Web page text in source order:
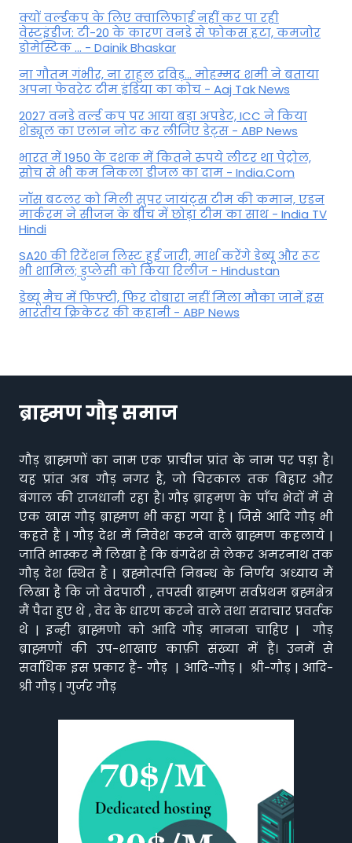
क्यों वर्ल्डकप के लिए क्वालिफाई नहीं कर पा रही
वेस्टइंडीज: टी-20 के कारण वनडे से फोकस हटा, कमजोर
डोमेस्टिक ... - Dainik Bhaskar
ना गौतम गंभीर, ना राहुल द्रव‍िड़... मोहम्मद शमी ने बताया
अपना फेवरेट टीम इंड‍िया का कोच - Aaj Tak News
2027 वनडे वर्ल्ड कप पर आया बड़ा अपडेट, ICC ने किया
शेड्यूल का एलान नोट कर लीजिए डेट्स - ABP News
भारत में 1950 के दशक में कितने रुपये लीटर था पेट्रोल,
सोच से भी कम निकला डीजल का दाम - India.Com
जॉस बटलर को मिली सुपर जायंट्स टीम की कमान, एडन
मार्करम ने सीजन के बीच में छोड़ा टीम का साथ - India TV
Hindi
SA20 की रिटेंशन लिस्ट हुई जारी, मार्श करेंगे डेब्यू और रूट
भी शामिल; डुप्लेसी को किया रिलीज - Hindustan
डेब्यू मैच में फिफ्टी, फिर दोबारा नहीं मिला मौका जानें इस
भारतीय क्रिकेटर की कहानी - ABP News
ब्राह्मण गौड़ समाज
गौड़ ब्राह्मणों का नाम एक प्राचीन प्रांत के नाम पर पड़ा है।
यह प्रांत अब गौड़ नगर है, जो चिरकाल तक बिहार और
बंगाल की राजधानी रहा है। गौड़ ब्राहमण के पाँच भेदों में से
एक खास गौड़ ब्राह्मण भी कहा गया है | जिसे आदि गौड़ भी
कहते हैं | गौड़ देश में निवेश करने वाले ब्राह्मण कहलाये |
जाति भास्कर मैं लिखा है कि बंगदेश से लेकर अमरनाथ तक
गौड़ देश स्थित है | ब्रह्मोत्पत्ति निबन्ध के निर्णय अध्याय मैं
लिखा है कि जो वेदपाठी , तपस्वी ब्राह्मण सर्वप्रथम ब्रह्मक्षेत्र
मैं पैदा हुए थे , वेद के धारण करने वाले तथा सदाचार प्रवर्तक
थे | इन्ही ब्राह्मणो को आदि गौड़ मानना चाहिए | गौड़
ब्राह्मणों की उप-शाखाएं काफ़ी संख्या में हैं। उनमें से
सर्वाधिक इस प्रकार हैं- गौड़ | आदि-गौड़ | श्री-गौड़ | आदि-
श्री गौड़ | गुर्जर गौड़